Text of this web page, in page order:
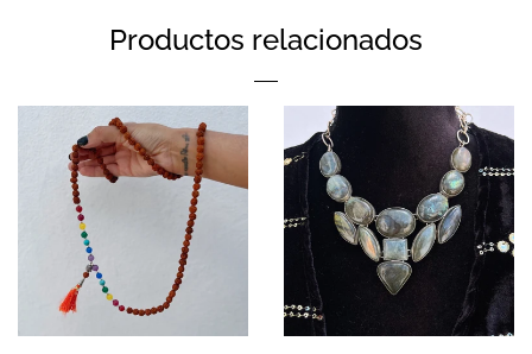
Productos relacionados